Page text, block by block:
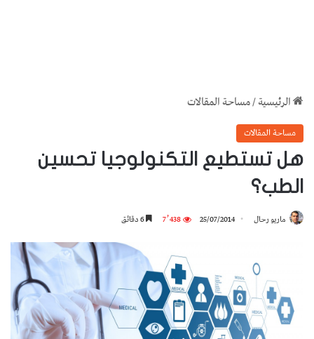
الرئيسية/مساحة المقالات
مساحة المقالات
هل تستطيع التكنولوجيا تحسين
الطب؟
ماريو رحال 25/07/2014 7٬438